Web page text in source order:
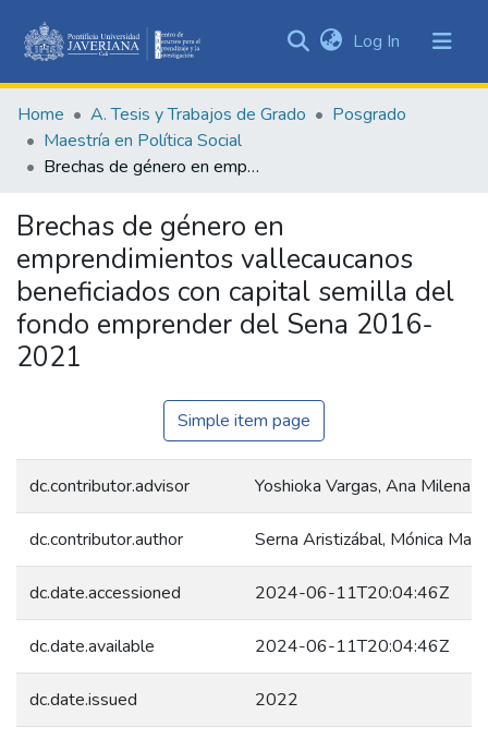
&
Collections
All of DSpace
Statistics
Log In (current)
Home A. Tesis y Trabajos de Grado
Posgrado
Maestría en Política Social
Brechas de género en emprendimientos vallecaucanos beneficiados con capital semilla del fondo emprender del Sena 2016-2021
Brechas de género en
emprendimientos vallecaucanos
beneficiados con capital semilla del
fondo emprender del Sena 2016-
2021
Simple item page
dc.contributor.advisor Yoshioka Vargas, Ana Milena
dc.contributor.author Serna Aristizábal, Mónica María
dc.date.accessioned 2024-06-11T20:04:46Z
dc.date.available 2024-06-11T20:04:46Z
dc.date.issued 2022